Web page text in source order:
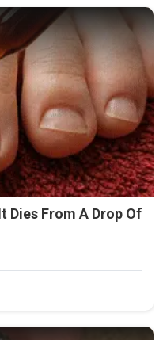
Dies From A Drop Of